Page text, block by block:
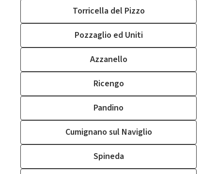
Torricella del Pizzo
Pozzaglio ed Uniti
Azzanello
Ricengo
Pandino
Cumignano sul Naviglio
Spineda